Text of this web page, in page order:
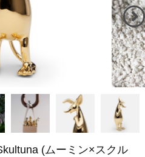
(ムーミン×スクル